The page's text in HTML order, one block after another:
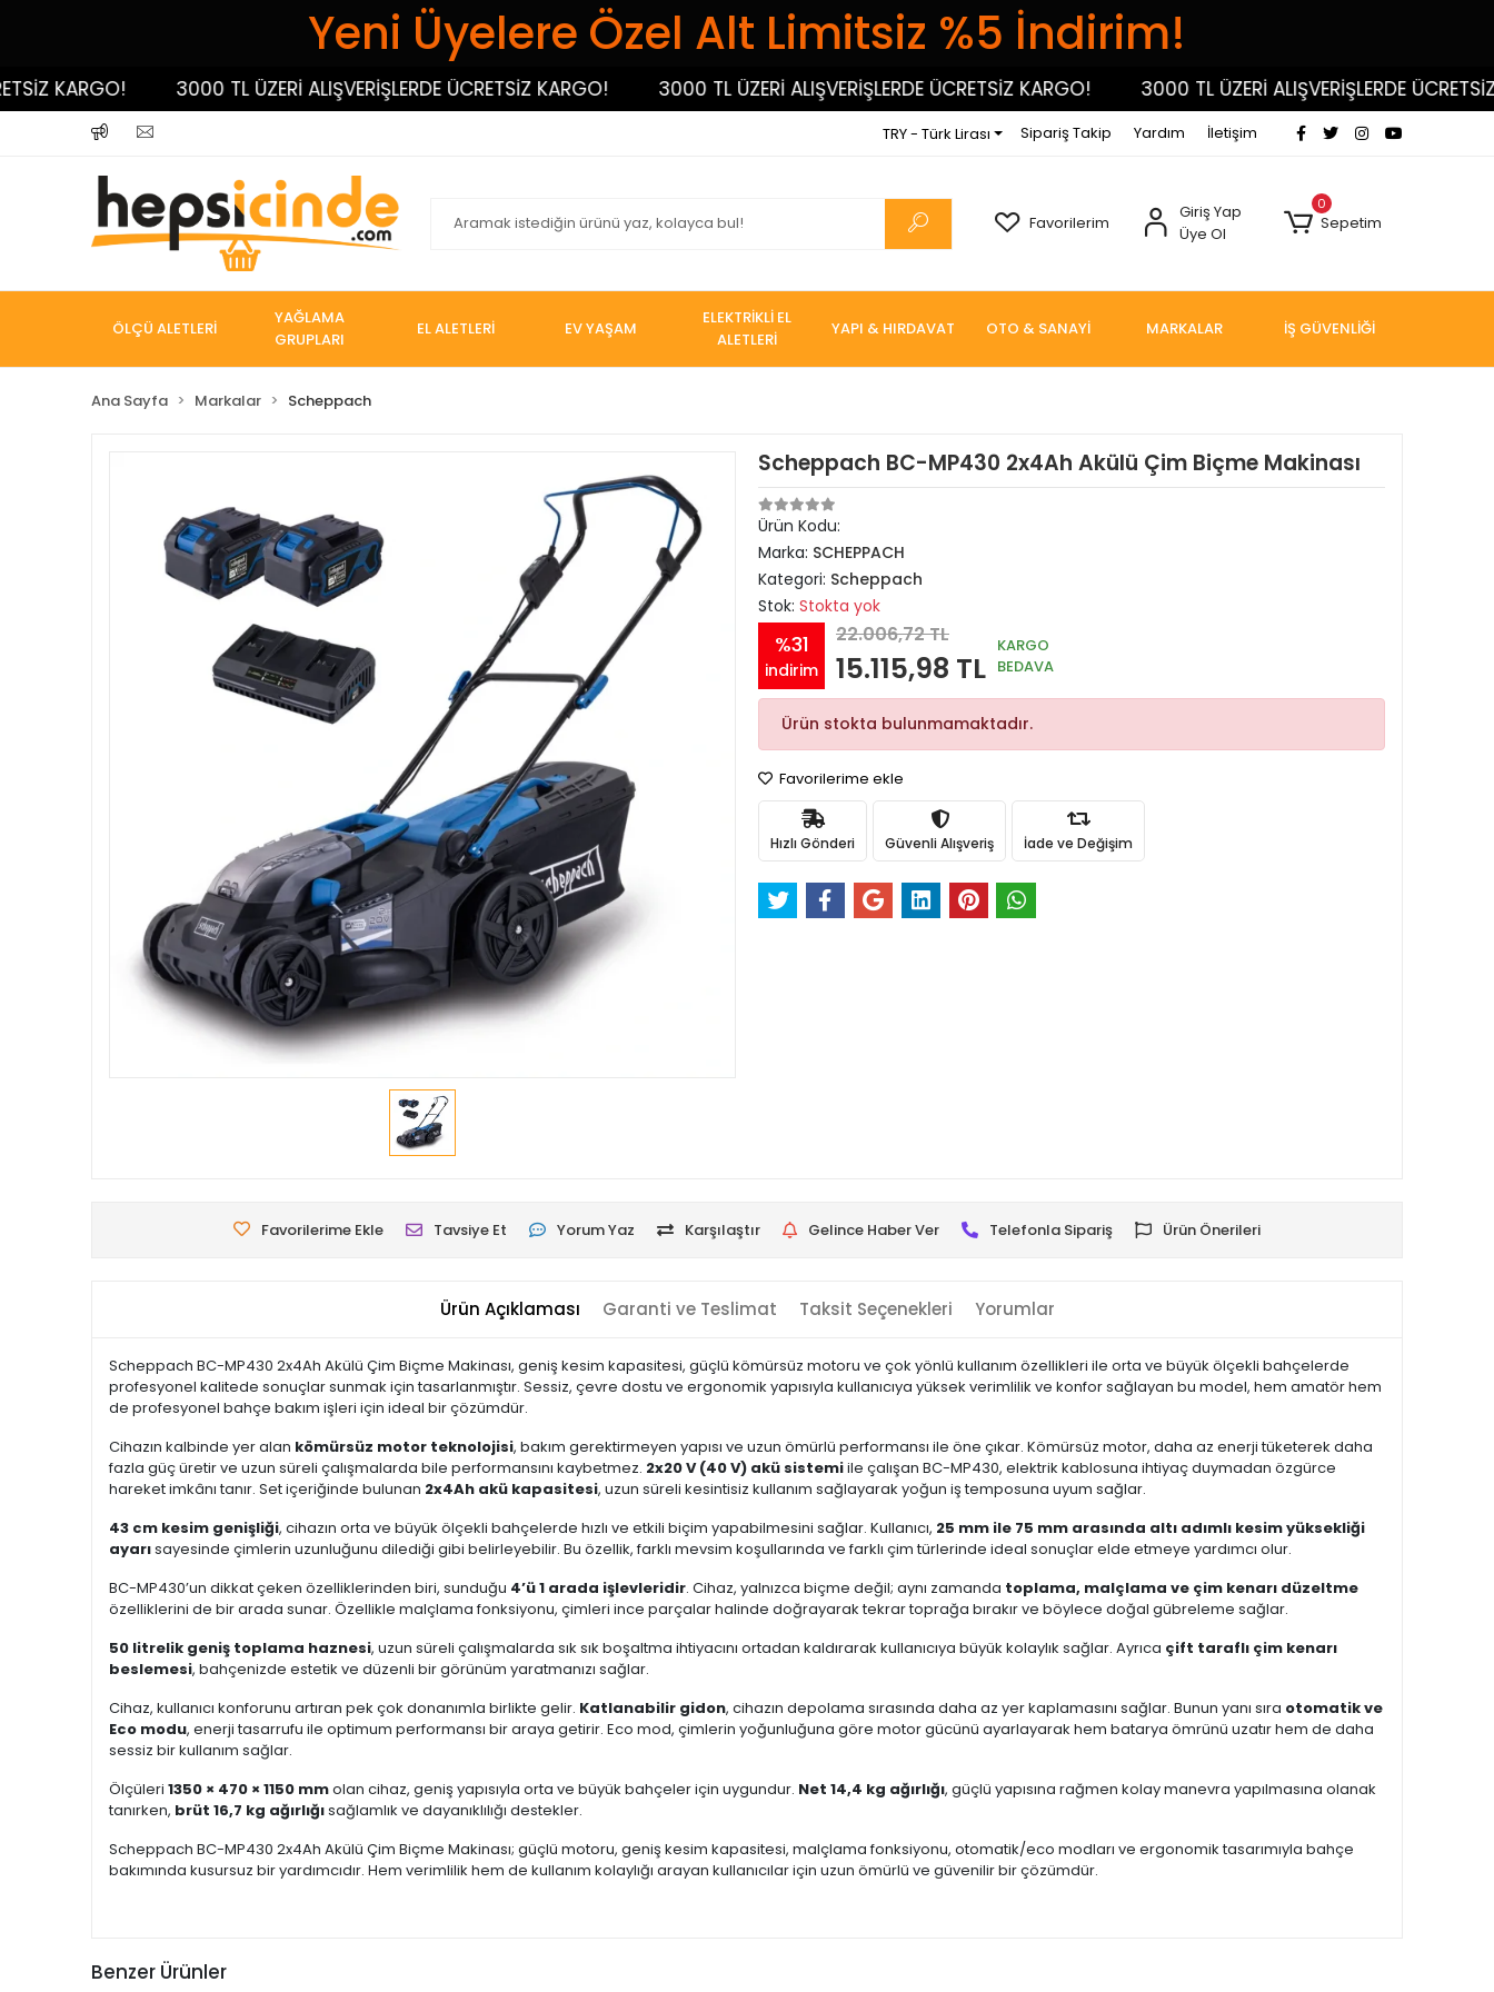
Yeni Üyelere Özel Alt Limitsiz %5 İndirim!
KARGO! 3000 TL ÜZERİ ALIŞVERİŞLERDE ÜCRETSİZ KARGO! 3000 TL ÜZERİ ALIŞVERİŞLERDE ÜCRETSİZ KARGO! 3000 TL ÜZERİ ALIŞVERİŞLERDE ÜCRETSİZ
TRY - Türk Lirası Sipariş Takip Yardım İletişim
Favorilerim
Giriş Yap
Üye Ol
0
Sepetim
ÖLÇÜ ALETLERİ
YAĞLAMA
GRUPLARI
EL ALETLERİ EV YAŞAM
ELEKTRİKLİ EL
ALETLERİ
YAPI & HIRDAVAT OTO & SANAYİ MARKALAR İŞ GÜVENLİĞİ
Ana Sayfa Markalar Scheppach
Scheppach BC-MP430 2x4Ah Akülü Çim Biçme Makinası
Ürün Kodu:
Marka: SCHEPPACH
Kategori: Scheppach
Stok: Stokta yok
%31
indirim
22.006,72 TL
15.115,98 TL
KARGO
BEDAVA
Ürün stokta bulunmamaktadır.
Favorilerime ekle
Hızlı Gönderi Güvenli Alışveriş İade ve Değişim
Favorilerime Ekle Tavsiye Et Yorum Yaz Karşılaştır Gelince Haber Ver Telefonla Sipariş Ürün Önerileri
Ürün Açıklaması Garanti ve Teslimat Taksit Seçenekleri Yorumlar
Scheppach BC-MP430 2x4Ah Akülü Çim Biçme Makinası, geniş kesim kapasitesi, güçlü kömürsüz motoru ve çok yönlü kullanım özellikleri ile orta ve büyük ölçekli bahçelerde
profesyonel kalitede sonuçlar sunmak için tasarlanmıştır. Sessiz, çevre dostu ve ergonomik yapısıyla kullanıcıya yüksek verimlilik ve konfor sağlayan bu model, hem amatör hem
de profesyonel bahçe bakım işleri için ideal bir çözümdür.
Cihazın kalbinde yer alan kömürsüz motor teknolojisi, bakım gerektirmeyen yapısı ve uzun ömürlü performansı ile öne çıkar. Kömürsüz motor, daha az enerji tüketerek daha
fazla güç üretir ve uzun süreli çalışmalarda bile performansını kaybetmez. 2x20 V (40 V) akü sistemiile çalışan BC-MP430, elektrik kablosuna ihtiyaç duymadan özgürce
hareket imkânı tanır. Set içeriğinde bulunan 2x4Ah akü kapasitesi, uzun süreli kesintisiz kullanım sağlayarak yoğun iş temposuna uyum sağlar.
43 cm kesim genişliği, cihazın orta ve büyük ölçekli bahçelerde hızlı ve etkili biçim yapabilmesini sağlar. Kullanıcı, 25 mm ile 75 mm arasında altı adımlı kesim yüksekliği
ayarısayesinde çimlerin uzunluğunu dilediği gibi belirleyebilir. Bu özellik, farklı mevsim koşullarında ve farklı çim türlerinde ideal sonuçlar elde etmeye yardımcı olur.
BC-MP430’un dikkat çeken özelliklerinden biri, sunduğu 4’ü 1 arada işlevleridir. Cihaz, yalnızca biçme değil; aynı zamanda toplama, malçlama ve çim kenarı düzeltme
özelliklerini de bir arada sunar. Özellikle malçlama fonksiyonu, çimleri ince parçalar halinde doğrayarak tekrar toprağa bırakır ve böylece doğal gübreleme sağlar.
50 litrelik geniş toplama haznesi, uzun süreli çalışmalarda sık sık boşaltma ihtiyacını ortadan kaldırarak kullanıcıya büyük kolaylık sağlar. Ayrıca çift taraflı çim kenarı
beslemesi, bahçenizde estetik ve düzenli bir görünüm yaratmanızı sağlar.
Cihaz, kullanıcı konforunu artıran pek çok donanımla birlikte gelir. Katlanabilir gidon, cihazın depolama sırasında daha az yer kaplamasını sağlar. Bunun yanı sıra otomatik ve
Eco modu, enerji tasarrufu ile optimum performansı bir araya getirir. Eco mod, çimlerin yoğunluğuna göre motor gücünü ayarlayarak hem batarya ömrünü uzatır hem de daha
sessiz bir kullanım sağlar.
Ölçüleri 1350 × 470 × 1150 mmolan cihaz, geniş yapısıyla orta ve büyük bahçeler için uygundur. Net 14,4 kg ağırlığı, güçlü yapısına rağmen kolay manevra yapılmasına olanak
tanırken, brüt 16,7 kg ağırlığısağlamlık ve dayanıklılığı destekler.
Scheppach BC-MP430 2x4Ah Akülü Çim Biçme Makinası; güçlü motoru, geniş kesim kapasitesi, malçlama fonksiyonu, otomatik/eco modları ve ergonomik tasarımıyla bahçe
bakımında kusursuz bir yardımcıdır. Hem verimlilik hem de kullanım kolaylığı arayan kullanıcılar için uzun ömürlü ve güvenilir bir çözümdür.
Benzer Ürünler